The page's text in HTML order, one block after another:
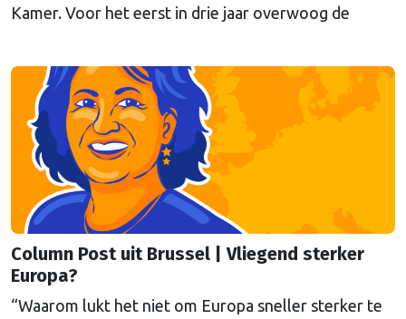
Kamer. Voor het eerst in drie jaar overwoog de
Column Post uit Brussel | Vliegend sterker
Europa?
“Waarom lukt het niet om Europa sneller sterker te